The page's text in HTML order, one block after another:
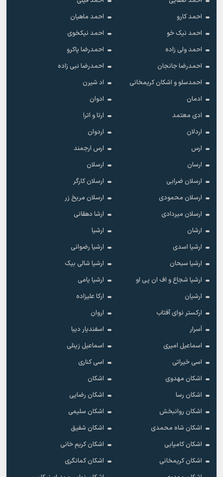
احمد کارو
احمد ماهیان
احمد نیک خو
احمد نیکخوی
احمد ولی زاده
احمدرضا پاکرو
احمدرضا جانجان
احمدرضا نبی زاده
احمدسلو و اشکان کریمخانی
اد شیرن
ادمان
ادوان
ادی معتمد
ارتا و اترا
اردلان
اردوان
ارس
ارس ارجمند
ارسان
ارسلان
ارسلان ضرابی
ارسلان کارگر
ارسلان محمودی
ارسلان مریخ زر
ارسلان میردادی
ارشا دهقانی
ارشان
ارشیا
ارشیا اسدی
ارشیا رضوانی
ارشیا سبحان
ارشیا شالی بیک
ارشیا شجاع و اف ان پی او
ارشیا یامی
ارشیان
ارکا علیزاده
ارکستر نوای آفتاب
اروان
اَسرار
اسفندیار دیبا
اسماعیل امیری
اسماعیل زینلی
اسی خیراتی
اسی کناری
اشکان مهدوى
اشکان
اشکان رسا
اشکان رضایی
اشکان روانبخش
اشکان سلیمی
اشکان شاه محمدی
اشکان شفیق
اشکان کامیابی
اشکان کریم خانی
اشکان کریمخانی
اشکان کمانگری